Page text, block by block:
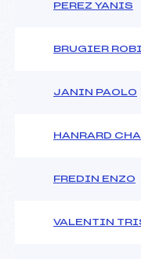
PEREZ YANIS
BRUGIER
JANIN PAOLO
HANRARD
FREDIN ENZO
VALENTIN